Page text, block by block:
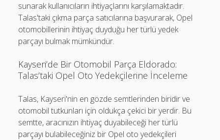
sunarak kullanıcıların ihtiyaçlarını karşılamaktadır.
Talas'taki çıkma parça satıcılarına başvurarak, Opel
otomobillerinin ihtiyaç duyduğu her türlü yedek
parçayı bulmak mümkündür.
Kayseri’de Bir Otomobil Parça Eldorado:
Talas’taki Opel Oto Yedekçilerine İnceleme
Talas, Kayseri'nin en gözde semtlerinden biridir ve
otomobil tutkunları için oldukça çekici bir yerdir. Bu
semtte, aracınızın ihtiyaç duyabileceği her türlü
parçayı bulabileceğiniz bir Opel oto yedekçileri